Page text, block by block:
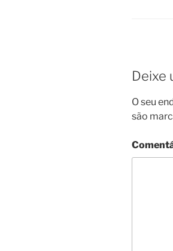
Deixe
O seu
são